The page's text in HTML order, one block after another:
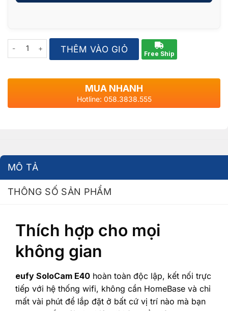
Quantity THÊM VÀO GIỎ Free Ship
MUA NHANH
Hotline: 058.3838.555
MÔ TẢ
THÔNG SỐ SẢN PHẨM
Thích hợp cho mọi
không gian
eufy SoloCam E40 hoàn toàn độc lập, kết nối trực
tiếp với hệ thống wifi, không cần HomeBase và chỉ
mất vài phút để lắp đặt ở bất cứ vị trí nào mà bạn